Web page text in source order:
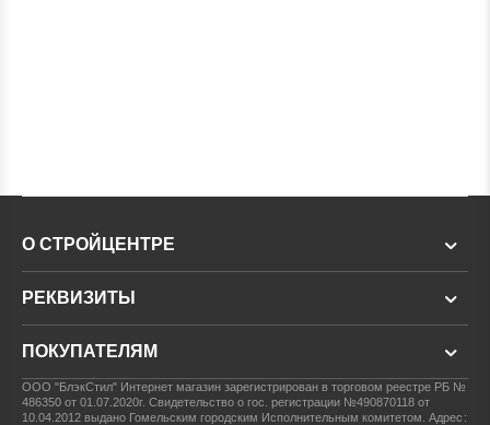
О СТРОЙЦЕНТРЕ
РЕКВИЗИТЫ
ПОКУПАТЕЛЯМ
ООО "БлэкСтил" Интернет магазин зарегистрирован в торговом реестре РБ №
486350 от 01.07.2020г.Свидетельство о гос. регистрации №490870118 от
10.04.2012 выдано Гомельским городским Исполнительным комитетом.Адрес: